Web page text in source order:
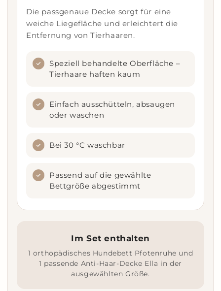
Die passgenaue Decke sorgt für eine
weiche Liegefläche und erleichtert die
Entfernung von Tierhaaren.
Speziell behandelte Oberfläche –
Tierhaare haften kaum
Einfach ausschütteln, absaugen
oder waschen
Bei 30 °C waschbar
Passend auf die gewählte
Bettgröße abgestimmt
Im Set enthalten
1 orthopädisches Hundebett Pfotenruhe und
1 passende Anti-Haar-Decke Ella in der
ausgewählten Größe.